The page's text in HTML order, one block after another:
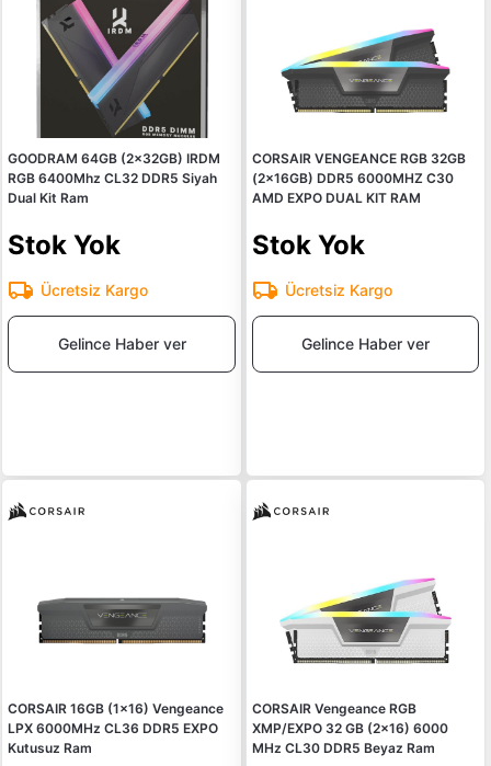
GOODRAM 64GB (2x32GB) IRDM
RGB 6400Mhz CL32 DDR5 Siyah
Dual Kit Ram
Stok Yok
Ücretsiz Kargo
Gelince Haber ver
CORSAIR VENGEANCE RGB 32GB
(2x16GB) DDR5 6000MHZ C30
AMD EXPO DUAL KIT RAM
Stok Yok
Ücretsiz Kargo
Gelince Haber ver
CORSAIR 16GB (1x16) Vengeance
LPX 6000MHz CL36 DDR5 EXPO
Kutusuz Ram
CORSAIR Vengeance RGB
XMP/EXPO 32 GB (2x16) 6000
MHz CL30 DDR5 Beyaz Ram